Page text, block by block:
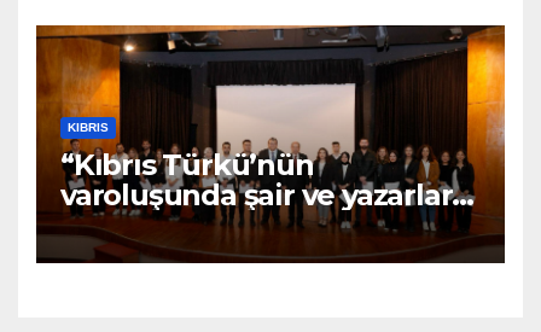
KIBRIS
“Kıbrıs Türkü’nün
varoluşunda şair ve yazarların
katkıları büyüktür” – BRTK